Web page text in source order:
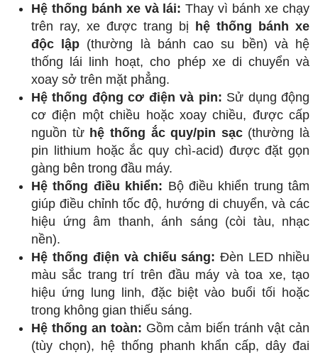
Hệ thống bánh xe và lái: Thay vì bánh xe chạy
trên ray, xe được trang bị hệ thống bánh xe
độc lập (thường là bánh cao su bền) và hệ
thống lái linh hoạt, cho phép xe di chuyển và
xoay sở trên mặt phẳng.
Hệ thống động cơ điện và pin: Sử dụng động
cơ điện một chiều hoặc xoay chiều, được cấp
nguồn từ hệ thống ắc quy/pin sạc(thường là
pin lithium hoặc ắc quy chì-acid) được đặt gọn
gàng bên trong đầu máy.
Hệ thống điều khiển: Bộ điều khiển trung tâm
giúp điều chỉnh tốc độ, hướng di chuyển, và các
hiệu ứng âm thanh, ánh sáng (còi tàu, nhạc
nền).
Hệ thống điện và chiếu sáng: Đèn LED nhiều
màu sắc trang trí trên đầu máy và toa xe, tạo
hiệu ứng lung linh, đặc biệt vào buổi tối hoặc
trong không gian thiếu sáng.
Hệ thống an toàn: Gồm cảm biến tránh vật cản
(tùy chọn), hệ thống phanh khẩn cấp, dây đai